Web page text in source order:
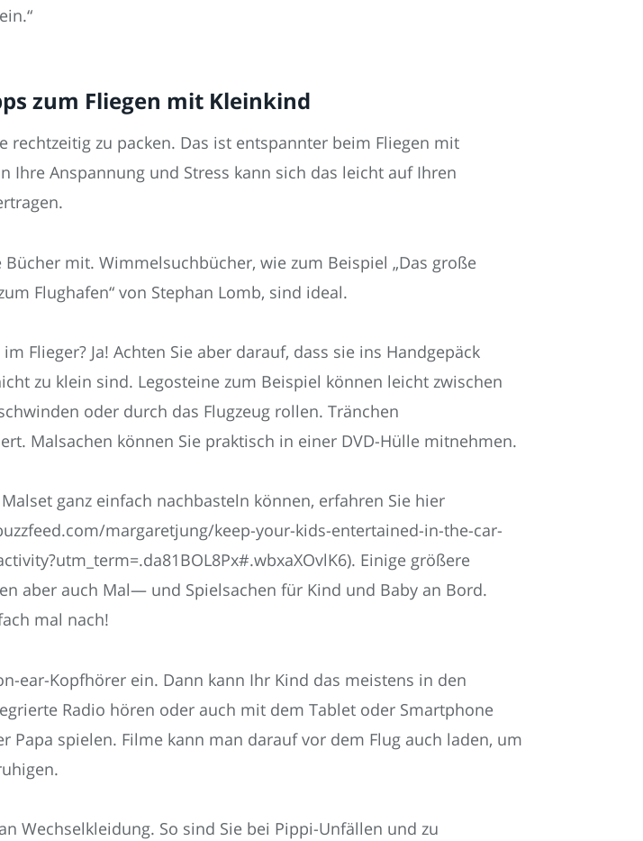
zum Fliegen mit Kleinkind
rechtzeitig zu packen. Das ist entspannter beim Fliegen mit
Ihre Anspannung und Stress kann sich das leicht auf Ihren
Bücher mit. Wimmelsuchbücher, wie zum Beispiel „Das große
Flughafen“ von Stephan Lomb, sind ideal.
Flieger? Ja! Achten Sie aber darauf, dass sie ins Handgepäck
zu klein sind. Legosteine zum Beispiel können leicht zwischen
oder durch das Flugzeug rollen. Tränchen
Malsachen können Sie praktisch in einer DVD-Hülle mitnehmen.
ganz einfach nachbasteln können, erfahren Sie hier
margaretjung/keep-your-kids-entertained-in-the-car-
Einige größere
aber auch Mal— und Spielsachen für Kind und Baby an Bord.
mal nach!
ear-Kopfhörer ein. Dann kann Ihr Kind das meistens in den
Radio hören oder auch mit dem Tablet oder Smartphone
Papa spielen. Filme kann man darauf vor dem Flug auch laden, um
Wechselkleidung. So sind Sie bei Pippi-Unfällen und zu